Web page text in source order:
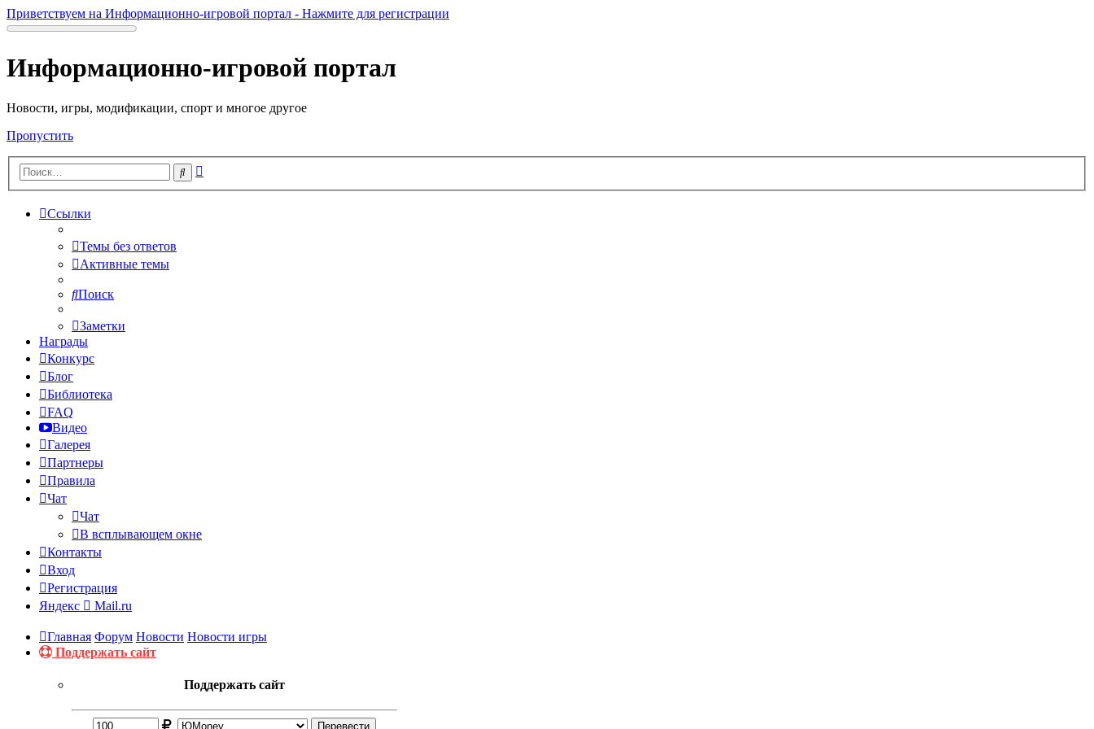
Приветствуем на Информационно-игровой портал - Нажмите для регистрации
Информационно-игровой портал
Новости, игры, модификации, спорт и многое другое
Пропустить
Поиск
Ссылки
Темы без ответов
Активные темы
Поиск
Заметки
Награды
Конкурс
Блог
Библиотека
FAQ
Видео
Галерея
Партнеры
Правила
Чат
Чат
В всплывающем окне
Контакты
Вход
Регистрация
Яндекс
Mail.ru
Главная Форум Новости Новости игры
Поддержать сайт
Поддержать сайт